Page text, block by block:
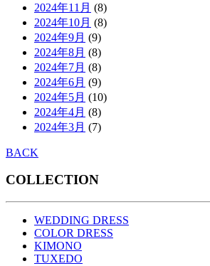
2024年11月 (8)
2024年10月 (8)
2024年9月 (9)
2024年8月 (8)
2024年7月 (8)
2024年6月 (9)
2024年5月 (10)
2024年4月 (8)
2024年3月 (7)
BACK
COLLECTION
WEDDING DRESS
COLOR DRESS
KIMONO
TUXEDO